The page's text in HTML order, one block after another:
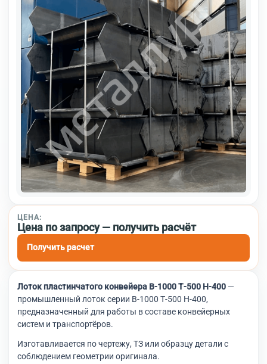
ЦЕНА:
Цена по запросу — получить расчёт
Получить расчет
Лоток пластинчатого конвейера В-1000 Т-500 Н-400 —
промышленный лоток серии В-1000 Т-500 Н-400,
предназначенный для работы в составе конвейерных
систем и транспортёров.
Изготавливается по чертежу, ТЗ или образцу детали с
соблюдением геометрии оригинала.